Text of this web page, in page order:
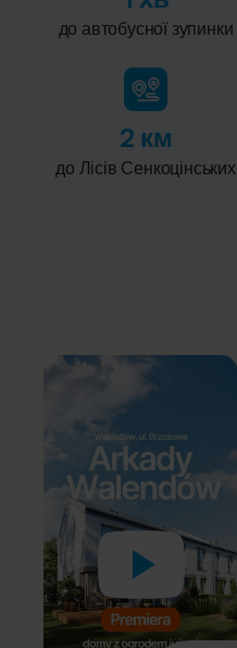
до автобусної зупинки
2 км
до Лісів Сенкоцінських